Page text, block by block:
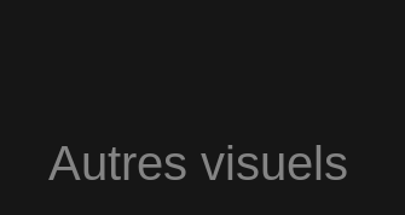
Autres visuels